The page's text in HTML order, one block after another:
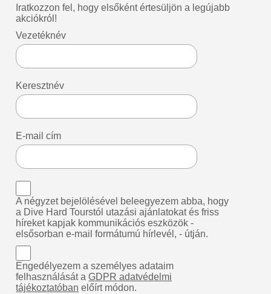
Iratkozzon fel, hogy elsőként értesüljön a legújabb
akciókról!
Vezetéknév
Keresztnév
E-mail cím
A négyzet bejelölésével beleegyezem abba, hogy
a Dive Hard Tourstól utazási ajánlatokat és friss
híreket kapjak kommunikációs eszközök -
elsősorban e-mail formátumú hírlevél, - útján.
Engedélyezem a személyes adataim
felhasználását aGDPR adatvédelmi
tájékoztatóban előírt módon.